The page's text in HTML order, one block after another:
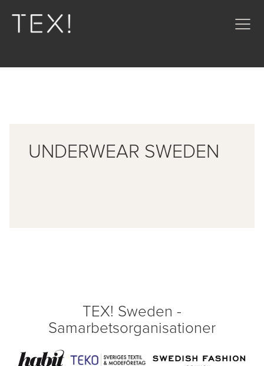
UNDERWEAR SWEDEN
TEX! Sweden -
Samarbetsorganisationer